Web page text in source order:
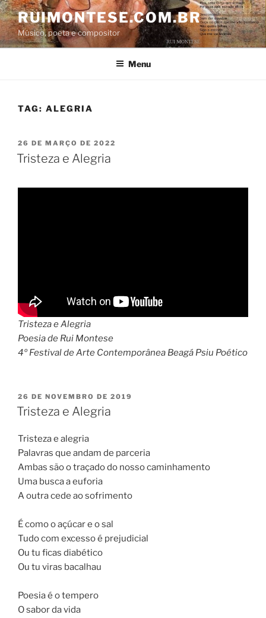
Pular
para
o
conteúdo
RUIMONTESE.COM.BR
Músico, poeta e compositor
Menu
TAG: ALEGRIA
PUBLICADO
EM
26 DE MARÇO DE 2022
Tristeza e Alegria
Tristeza e Alegria
Poesia de Rui Montese
4º Festival de Arte Contemporânea Beagá Psiu Poético
PUBLICADO
EM
26 DE NOVEMBRO DE 2019
Tristeza e Alegria
Tristeza e alegria
Palavras que andam de parceria
Ambas são o traçado do nosso caminhamento
Uma busca a euforia
A outra cede ao sofrimento
É como o açúcar e o sal
Tudo com excesso é prejudicial
Ou tu ficas diabético
Ou tu viras bacalhau
Poesia é o tempero
O sabor da vida